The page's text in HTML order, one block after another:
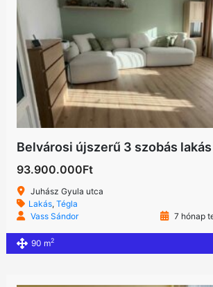
Belvárosi újszerű 3 szobás lakás
93.900.000Ft
Juhász Gyula utca
Lakás, Tégla
Vass Sándor
7 hónap
90 m2